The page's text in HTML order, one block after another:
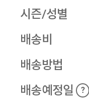
시즌/성별
배송비
배송방법
배송예정일
?